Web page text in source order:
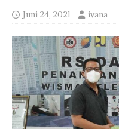
Juni 24, 2021 ivana